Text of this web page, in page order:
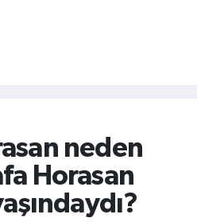
neden
Horasan
Vakitleri
Yoğunluk Haritası